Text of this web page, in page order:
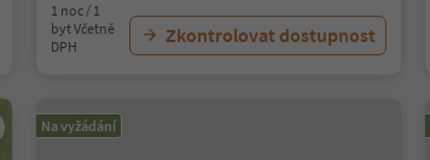
1 noc / 1
byt Včetně
DPH
Zkontrolovat dostupnost
Na vyžádání